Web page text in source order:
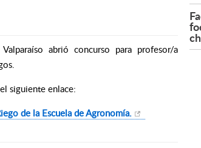
abrió concurso para profesor/a
siguiente enlace:
de la Escuela de Agronomía.